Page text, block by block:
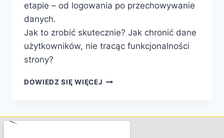
etapie – od logowania po przechowywanie
danych.
Jak to zrobić skutecznie? Jak chronić dane
użytkowników, nie tracąc funkcjonalności
strony?
DOWIEDZ SIĘ WIĘCEJ